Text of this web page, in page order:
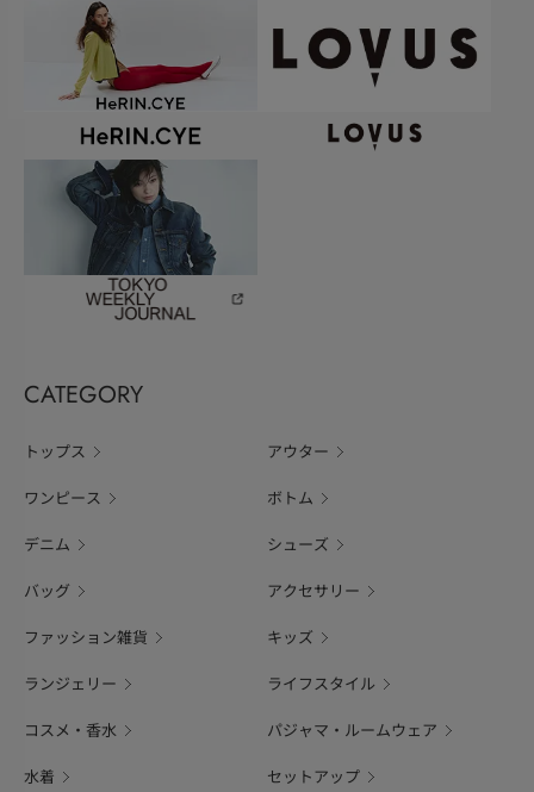
CATEGORY
トップス アウター
ワンピース ボトム
デニム シューズ
バッグ アクセサリー
ファッション雑貨 キッズ
ランジェリー ライフスタイル
コスメ・香水 パジャマ・ルームウェア
水着 セットアップ